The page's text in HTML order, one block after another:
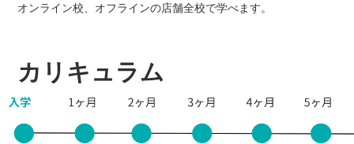
オンライン校、オフラインの店舗全校で学べます。
カリキュラム